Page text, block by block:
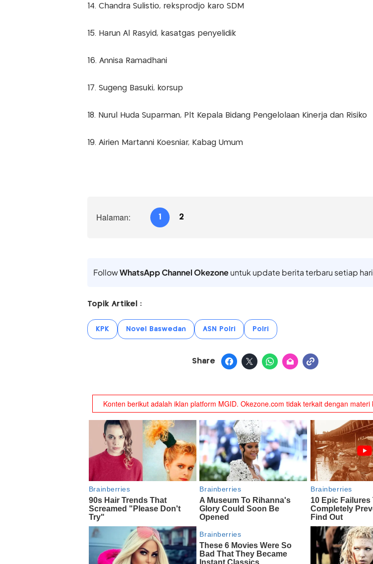
14. Chandra Sulistio, reksprodjo karo SDM
15. Harun Al Rasyid, kasatgas penyelidik
16. Annisa Ramadhani
17. Sugeng Basuki, korsup
18. Nurul Huda Suparman, Plt Kepala Bidang Pengelolaan Kinerja dan Risiko
19. Airien Martanni Koesniar, Kabag Umum
Halaman: 1 2
FollowWhatsApp Channel Okezoneuntuk update berita terbaru setiap hari
Topik Artikel :
KPK Novel Baswedan ASN Polri Polri
Share